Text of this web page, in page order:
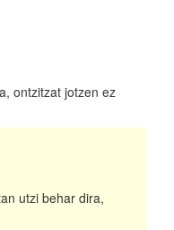
ontzitzat jotzen ez
utzi behar dira,